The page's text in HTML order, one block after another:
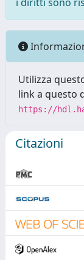
Utilizza
link a questo
https://
Citazioni